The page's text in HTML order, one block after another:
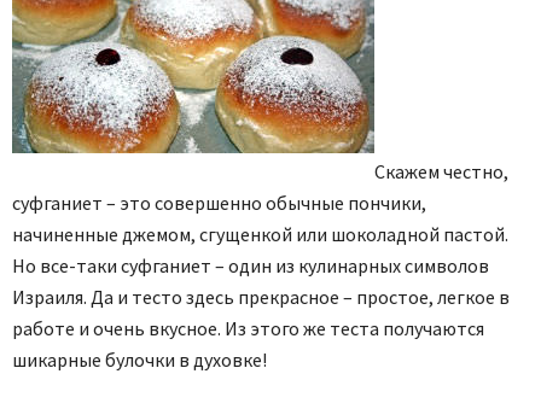
Скажем честно,
суфганиет – это совершенно обычные пончики,
начиненные джемом, сгущенкой или шоколадной пастой.
Но все-таки суфганиет – один из кулинарных символов
Израиля. Да и тесто здесь прекрасное – простое, легкое в
работе и очень вкусное. Из этого же теста получаются
шикарные булочки в духовке!